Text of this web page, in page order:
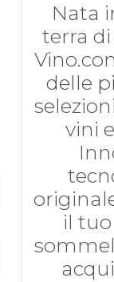
Nata
terra
delle
vini
il